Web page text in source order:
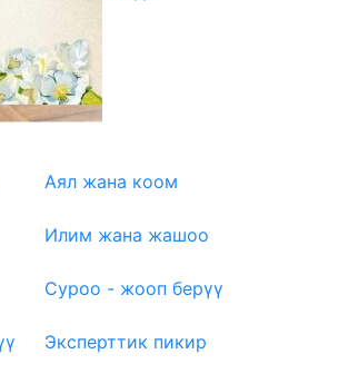
Аял жана коом
Илим жана жашоо
Суроо - жооп берүү
Эксперттик пикир